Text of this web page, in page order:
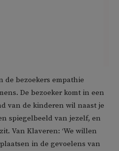
de bezoekers empathie
De bezoeker komt in een
van de kinderen wil naast je
spiegelbeeld van jezelf, en
Van Klaveren: ‘We willen
in de gevoelens van